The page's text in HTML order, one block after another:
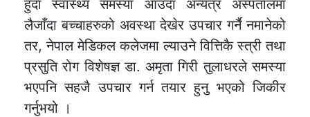
हुँदा स्वास्थ्य समस्या आउँदा अन्यत्र अस्पतालमा
लैजाँदा बच्चाहरुको अवस्था देखेर उपचार गर्नै नमानेको
तर, नेपाल मेडिकल कलेजमा ल्याउने वित्तिकै स्त्री तथा
प्रसुति रोग विशेषज्ञ डा. अमृता गिरी तुलाधरले समस्या
भएपनि सहजै उपचार गर्न तयार हुनु भएको जिकीर
गर्नुभयो ।